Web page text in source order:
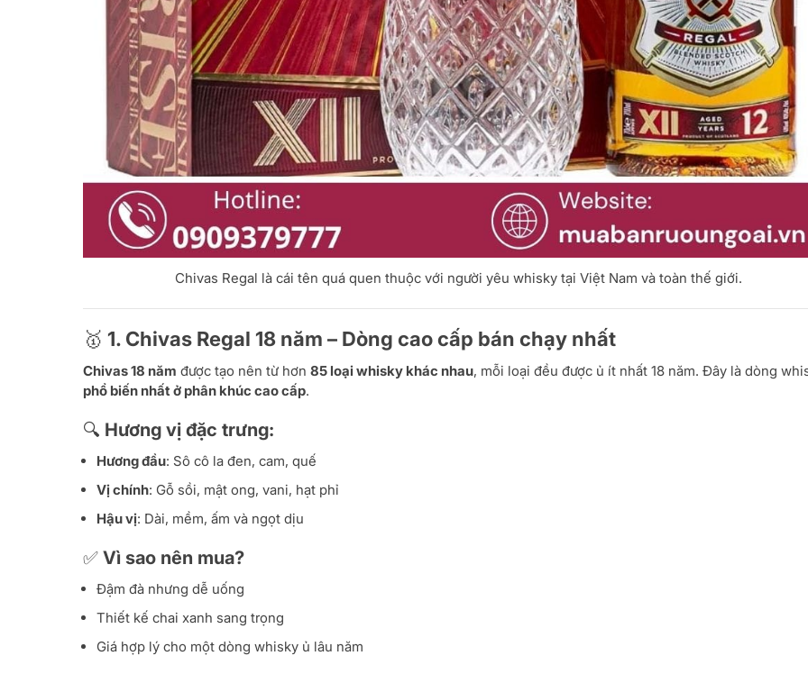
Chivas Regal là cái tên quá quen thuộc với người yêu whisky tại Việt Nam và toàn thế giới.
🥇 1. Chivas Regal 18 năm – Dòng cao cấp bán chạy nhất
Chivas 18 năm được tạo nên từ hơn 85 loại whisky khác nhau, mỗi loại đều được ủ ít nhất 18 năm. Đây là dòng
phổ biến nhất ở phân khúc cao cấp.
🔍 Hương vị đặc trưng:
Hương đầu: Sô cô la đen, cam, quế
Vị chính: Gỗ sồi, mật ong, vani, hạt phỉ
Hậu vị: Dài, mềm, ấm và ngọt dịu
✅ Vì sao nên mua?
Đậm đà nhưng dễ uống
Thiết kế chai xanh sang trọng
Giá hợp lý cho một dòng whisky ủ lâu năm